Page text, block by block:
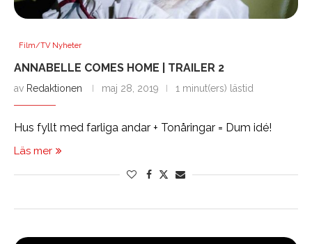
Film/TV Nyheter
ANNABELLE COMES HOME | TRAILER 2
av Redaktionen maj 28, 2019 1 minut(ers) lästid
Hus fyllt med farliga andar + Tonåringar = Dum idé!
Läs mer